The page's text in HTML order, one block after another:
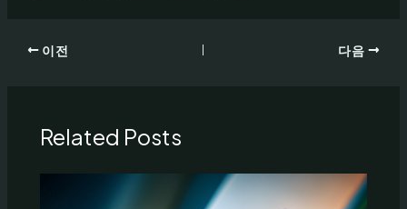
이전 다음
Related Posts